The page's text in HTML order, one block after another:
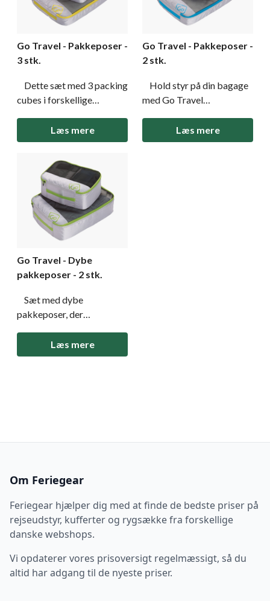
Go Travel - Pakkeposer -
3 stk.
Dette sæt med 3 packing
cubes i forskellige
holde styr på dine ejendele
under rejsen. Med åndbare
meshpaneler,
dobbeltstikninger for
ekstra holdbarhed og
praktiske bærehåndtag er
disse pakkeposer både
funktionelle og stilfu
Læs mere
Go Travel - Pakkeposer -
2 stk.
Hold styr på din bagage
med Go Travel
rummelige packing cubes
designet til at give dig pæn
Læs mere
Go Travel - Dybe
pakkeposer - 2 stk.
Sæt med dybe
pakkeposer, der
packing cubes i
størrelserne M+ og L+,
frontpaneler får du både
Læs mere
Om Feriegear
Feriegear hjælper dig med at finde de bedste priser på
rejseudstyr, kufferter og rygsække fra forskellige
danske webshops.
Vi opdaterer vores prisoversigt regelmæssigt, så du
altid har adgang til de nyeste priser.